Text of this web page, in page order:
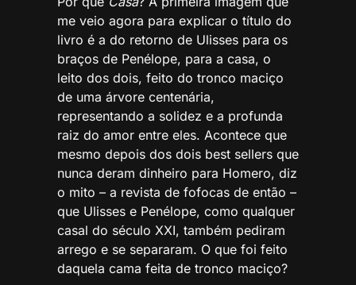
me veio agora para explicar o título do
livro é a do retorno de Ulisses para os
braços de Penélope, para a casa, o
leito dos dois, feito do tronco maciço
de uma árvore centenária,
representando a solidez e a profunda
raiz do amor entre eles. Acontece que
mesmo depois dos dois best sellers que
nunca deram dinheiro para Homero, diz
o mito – a revista de fofocas de então –
que Ulisses e Penélope, como qualquer
casal do século XXI, também pediram
arrego e se separaram. O que foi feito
daquela cama feita de tronco maciço?